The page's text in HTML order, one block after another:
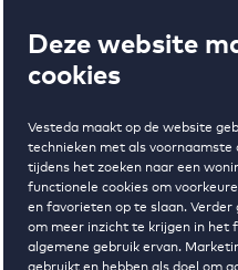
Deze website
cookies
Vesteda maakt op de website
technieken met als
tijdens het zoeken naar een
functionele cookies om
en favorieten op te slaan.
om meer inzicht te krijgen in het
algemene gebruik ervan.
Wonen
Detroit
Regelmatig beschikbaar